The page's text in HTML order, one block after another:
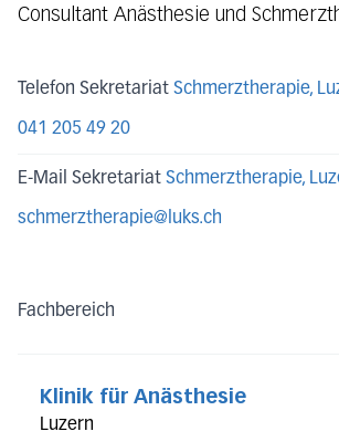
Consultant Anästhesie und
Telefon Sekretariat Schmerztherapie,
041 205 49 20
E-Mail Sekretariat Schmerztherapie,
schmerztherapie@luks.ch
Fachbereich
Klinik für Anästhesie
Luzern